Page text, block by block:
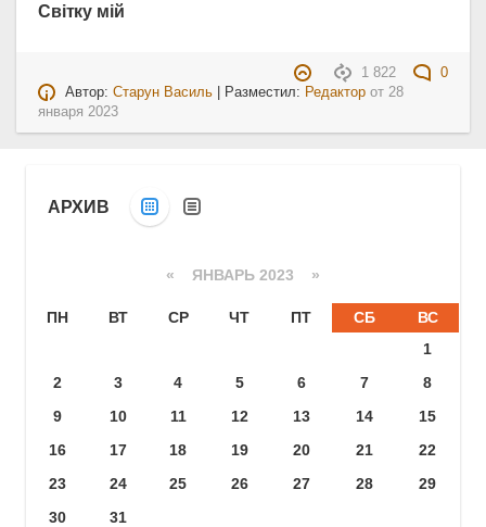
Світку мій
1 822
0
Автор:Старун Василь | Разместил: Редактор от28
января 2023
АРХИВ
« ЯНВАРЬ 2023 »
ПН ВТ СР ЧТ ПТ СБ
ВС
1
2
3 4 5 6 7
8
9
10 11 12 13 14
15
16
17 18 19 20 21
22
23
24 25 26 27 28
29
30
31